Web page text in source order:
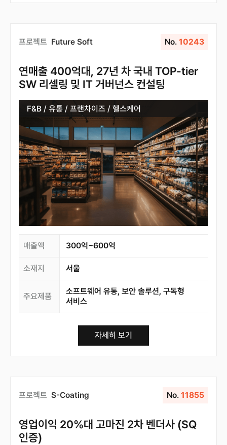
프로젝트 Future Soft No. 10243
연매출 400억대, 27년 차 국내 TOP-tier
SW 리셀링 및 IT 거버넌스 컨설팅
F&B / 유통 / 프랜차이즈 / 헬스케어
매출액 300억~600억
소재지 서울
주요제품
소프트웨어 유통, 보안 솔루션, 구독형
서비스
자세히 보기
프로젝트 S-Coating No. 11855
영업이익 20%대 고마진 2차 벤더사 (SQ
인증)